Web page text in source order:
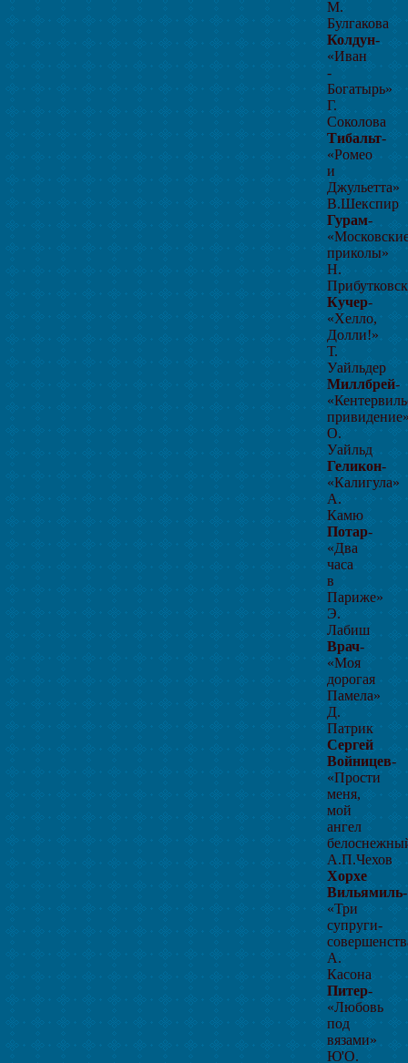
М.
Булгакова
Колдун-
«Иван
-
Богатырь»
Г.
Соколова
Тибальт-
«Ромео
и
Джульетта»
В.Шекспир
Гурам-
приколы»
Н.
Кучер-
«Хелло,
Долли!»
Т.
Уайльдер
Миллбрей-
О.
Уайльд
Геликон-
«Калигула»
А.
Камю
Потар-
«Два
часа
в
Париже»
Э.
Лабиш
Врач-
«Моя
дорогая
Памела»
Д.
Патрик
Сергей
Войницев-
«Прости
меня,
мой
ангел
А.П.Чехов
Хорхе
Вильямиль-
«Три
супруги-
А.
Касона
Питер-
«Любовь
под
вязами»
Ю'О.